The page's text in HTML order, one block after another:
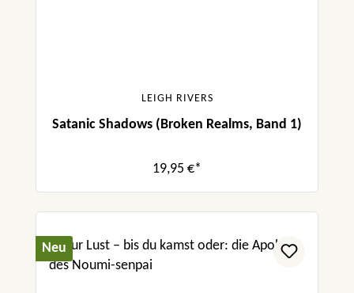
LEIGH RIVERS
Satanic Shadows (Broken Realms, Band 1)
19,95 €*
Neu